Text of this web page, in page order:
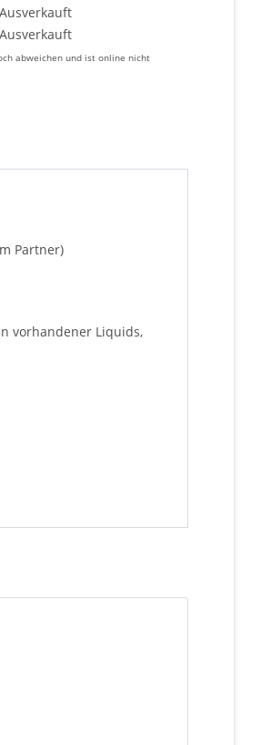
Ausverkauft
Ausverkauft
abweichen und ist online nicht
Partner)
vorhandener Liquids,